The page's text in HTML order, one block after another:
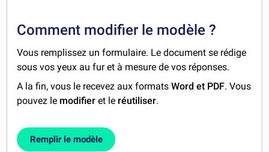
Comment modifier le modèle ?
Vous remplissez un formulaire. Le document se rédige
sous vos yeux au fur et à mesure de vos réponses.
A la fin, vous le recevez aux formatsWord et PDF. Vous
pouvez le modifier et le réutiliser.
Remplir le modèle